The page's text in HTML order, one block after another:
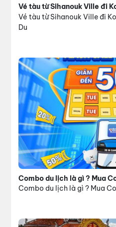
Vé tàu từ Sihanouk Ville đi
Vé tàu từ Sihanouk Ville đi
Du
Combo du lịch là gì ? Mua
Combo du lịch là gì ? Mua